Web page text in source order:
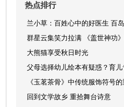
热点排行
兰小草：百姓心中的好医生 百
群星云集笑力拉满 《盖世神功
大熊猫享受秋日时光
父母选择幼儿绘本有疑惑？育
《玉茗茶骨》中传统服饰符号
回到文学故乡 重拾舞台诗意